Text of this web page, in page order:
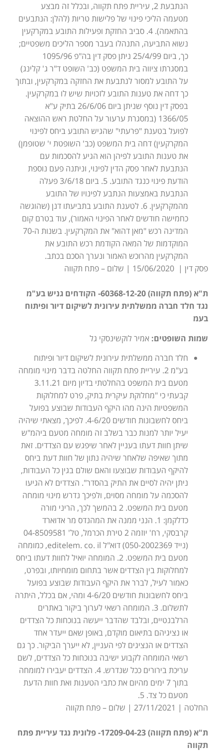
הנתבעת 2, עיריית פתח תקווה, ובכלל זה מבצע
מטעמה הליכי פינוי של פלישות טריות (להלן: הנתבעים
בהתאמה). 4. סביב החזקת ופעילות התובע במקרקעין
נשוא התביעה, התנהלו בעבר מספר הליכים משפטיים;
כך, ביום 25/4/99 ניתן פסק דין בה"פ 1095/96
במסגרתו ציווה בית המשפט (כב' השופט ד"ר ג' קלינג)
על התובע למסור לנתבעת את החזקה במקרקעין, ובתוך
כך דחה את טענות התובע לזכויות שיש לו במקרקעין.
בפסק דין נוסף שניתן ביום 26/6/06 בתיק ע"א
1366/05 (במסגרת ערעור על החלטת ראש ההוצאה
לפועל בטענת "פרעתי" שהגיש התובע ביחס לפינוי
המקרקעין) דחה בית המשפט (כב' השופטת י' שטופמן)
את טענות התובע לפיהן הוא הגיע להסכמות עם
הנתבעת לאחר פסק הדין לפינוי, וניתנה פעם נוספת
הודעת פינוי כנגד התובע. 5. ביום 3/6/18 פעלה
הנתבעת באמצעות הנתבע לפינויו של התובע
מהמקרקעין. 6. לטענת התובע בתביעתו דנן (שהוגשה
כחמישה חודשים לאחר הפינוי האמור), עוד בטרם קום
המדינה רכש "מאן דהוא" את המקרקעין. בשנות ה-70
המוקדמות של המאה הקודמת רכש התובע את
המקרקעין מהרוכש האמור ונערך הסכם בכתב.
פסק דין | 15/06/2020 | שלום – פתח תקווה
ת"א (פתח תקווה) 60368-12-20- הקודחים גניש בע"מ
נגד חלד חברה ממשלתית עירונית לשיקום דיור ופיתוח
בעמ
שמות השופטים: אמיר לוקשינסקי גל
חלד חברה ממשלתית עירונית לשיקום דיור ופיתוח
בע"מ 2. עיריית פתח תקווה החלטה בדבר מינוי מומחה
מטעם בית המשפט בהחלטתי בדיון מיום 3.11.21
קבעתי כי "מחלוקת עיקרית בתיק, פרט למחלוקות
המשפטיות הינה מהו היקף העבודות שבוצע בפועל
ביחס לחשבונות חודשים 4-6/20. לפיכך, מצאתי שיהיה
יעיל יותר למנות כבר בשלב זה מומחה מטעם ביהמ"ש
שיתן חוות דעתו בעניין לאחר שיפגש עם הצדדים. זאת
מתוך שאיפה שלאחר שיהיה נתון של חוות דעת ביחס
להיקף העבודות שבוצעו והאם שולם בגין כל העבודות,
ניתן יהיה לסיים את התיק בהסדר". הצדדים לא הגיעו
להסכמה על מומחה מסוים, ולפיכך נדרש מינוי מומחה
מטעם בית המשפט. 2 בהמשך לכך, הריני מורה
כדלקמן: 1. הנני ממנה את המהנדס מר אדוארד
קרבסקי, רח' יוזמה 2 טירת הכרמל, טל' 04-8509581
(נייד 050-2002369) דוא"ל editelem. co. il, כמומחה
מטעם בית המשפט. 2. המומחה יואיל לחוות דעתו ביחס
למחלוקות בין הצדדים אשר בתחום מומחיותו, ובפרט,
כאמור לעיל, לברר את היקף העבודות שבוצע בפועל
ביחס לחשבונות חודשים 4-6/20 ומהי, אם בכלל, היתרה
לתשלום. 3. המומחה רשאי לערוך ביקור באתרים
הרלבנטיים, ובלבד שהדבר ייעשה בנוכחות כל הצדדים
או נציגיהם בתיאום מוקדם, באופן שאם ייעדר אחד
הצדדים או הנציגים לפי העניין, לא ייערך הביקור. כך גם
רשאי המומחה לקבוע ישיבה בנוכחות כל הצדדים, לשם
עריכת בירורים ככל שנדרש. 4. הצדדים יעבירו למומחה
בתוך 7 ימים מהיום את כתבי הטענות ואת חוות הדעת
מטעם כל צד. 5.
החלטה | 27/11/2021 | שלום – פתח תקווה
ת"א (פתח תקווה) 17209-04-23- פלונית נגד עיריית פתח
תקווה